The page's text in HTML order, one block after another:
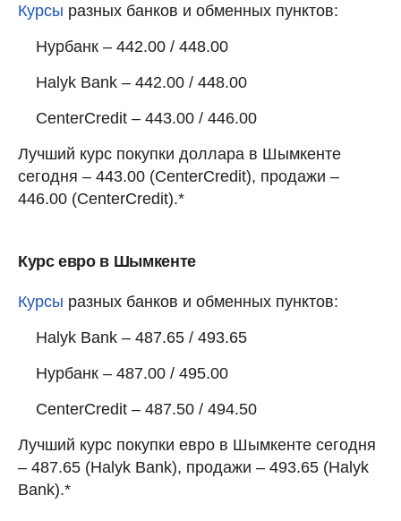
Курсы разных банков и обменных пунктов:
Нурбанк – 442.00 / 448.00
Halyk Bank – 442.00 / 448.00
CenterCredit – 443.00 / 446.00
Лучший курс покупки доллара в Шымкенте
сегодня – 443.00 (CenterCredit), продажи –
446.00 (CenterCredit).*
Курс евро в Шымкенте
Курсы разных банков и обменных пунктов:
Halyk Bank – 487.65 / 493.65
Нурбанк – 487.00 / 495.00
CenterCredit – 487.50 / 494.50
Лучший курс покупки евро в Шымкенте сегодня
– 487.65 (Halyk Bank), продажи – 493.65 (Halyk
Bank).*